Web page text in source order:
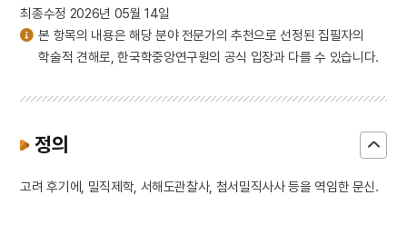
최종수정 2026년 05월 14일
본 항목의 내용은 해당 분야 전문가의 추천으로 선정된 집필자의
학술적 견해로, 한국학중앙연구원의 공식 입장과 다를 수 있습니다.
정의
고려 후기에, 밀직제학, 서해도관찰사, 첨서밀직사사 등을 역임한 문신.